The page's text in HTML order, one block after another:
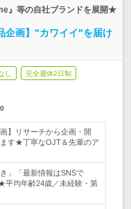
』等の自社ブランドを展開★
企画】"カワイイ"を届け
し 完全週休2日制
】リサーチから企画・開
す★丁寧なOJT＆先輩のア
」「最新情報はSNSで
平均年齢24歳／未経験・第